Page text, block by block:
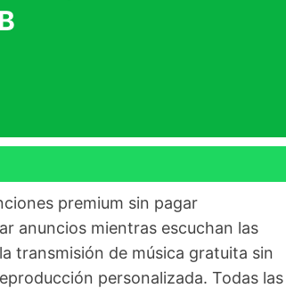
premium sin pagar
anuncios mientras escuchan las
transmisión de música gratuita sin
personalizada. Todas las